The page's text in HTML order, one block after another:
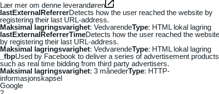
Lær mer om denne leverandøren
lastExternalReferrerDetects how the user reached the website by
registering their last URL-address.
Maksimal lagringsvarighet: VedvarendeType: HTML lokal lagring
lastExternalReferrerTimeDetects how the user reached the website
by registering their last URL-address.
Maksimal lagringsvarighet: VedvarendeType: HTML lokal lagring
_fbpUsed by Facebook to deliver a series of advertisement products
such as real time bidding from third party advertisers.
Maksimal lagringsvarighet: 3 månederType: HTTP-
informasjonskapsel
Google